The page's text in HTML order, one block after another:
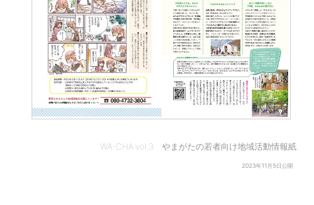
WA-CHA vol.3 やまがたの若者向け地域活動情報紙
2023年11月5日公開